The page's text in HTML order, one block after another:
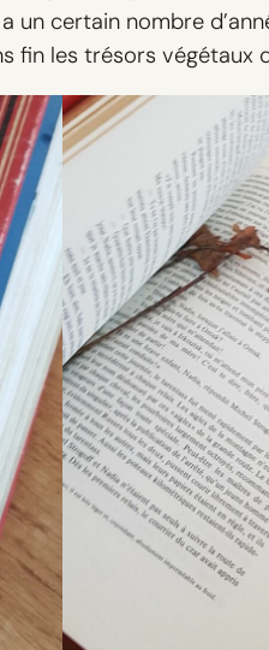
un certain nombre
fin les trésors végétaux